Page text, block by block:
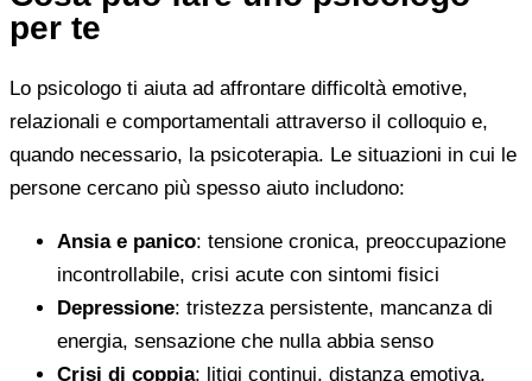
per te
Lo psicologo ti aiuta ad affrontare difficoltà emotive,
relazionali e comportamentali attraverso il colloquio e,
quando necessario, la psicoterapia. Le situazioni in cui le
persone cercano più spesso aiuto includono:
Ansia e panico: tensione cronica, preoccupazione
incontrollabile, crisi acute con sintomi fisici
Depressione: tristezza persistente, mancanza di
energia, sensazione che nulla abbia senso
Crisi di coppia: litigi continui, distanza emotiva,